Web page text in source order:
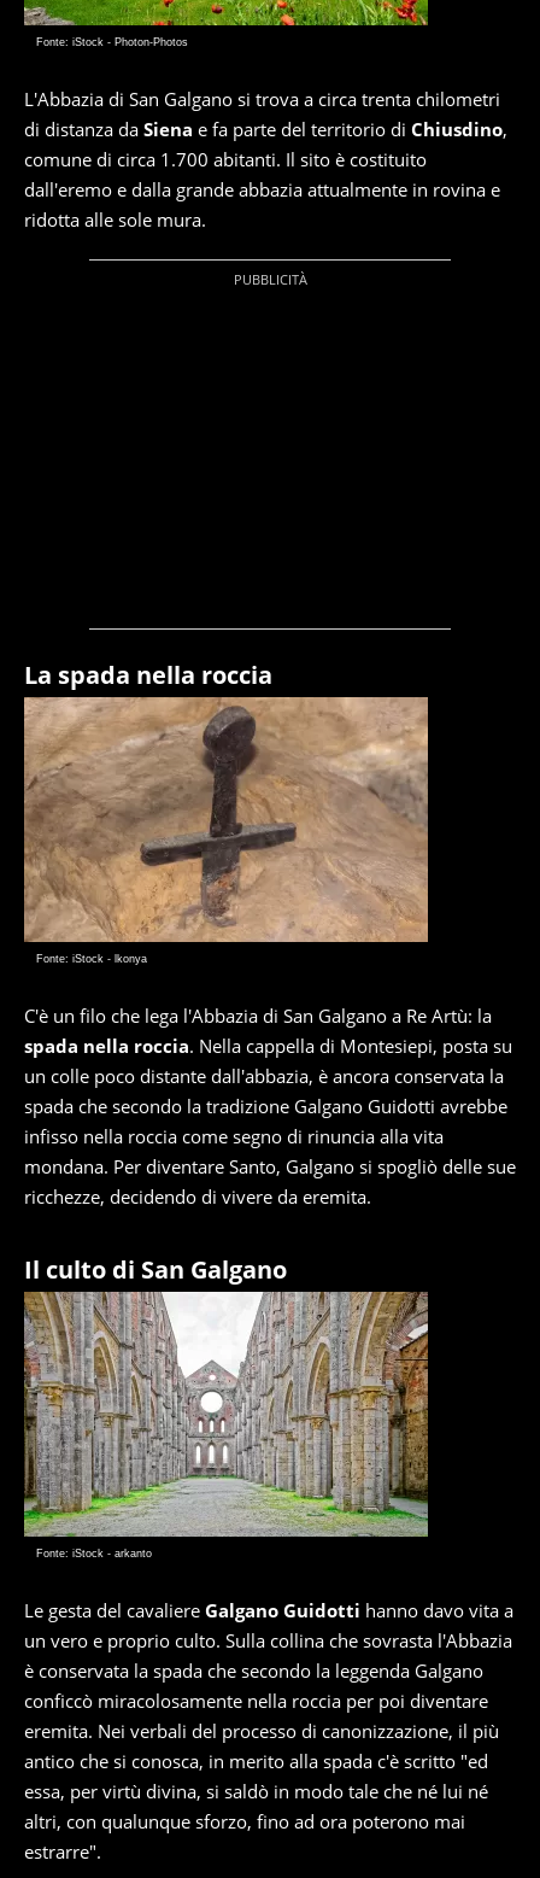
Fonte: iStock - Photon-Photos
L'Abbazia di San Galgano si trova a circa trenta chilometri
di distanza da Siena e fa parte del territorio di Chiusdino,
comune di circa 1.700 abitanti. Il sito è costituito
dall'eremo e dalla grande abbazia attualmente in rovina e
ridotta alle sole mura.
La spada nella roccia
Fonte: iStock - lkonya
C'è un filo che lega l'Abbazia di San Galgano a Re Artù: la
spada nella roccia. Nella cappella di Montesiepi, posta su
un colle poco distante dall'abbazia, è ancora conservata la
spada che secondo la tradizione Galgano Guidotti avrebbe
infisso nella roccia come segno di rinuncia alla vita
mondana. Per diventare Santo, Galgano si spogliò delle sue
ricchezze, decidendo di vivere da eremita.
Il culto di San Galgano
Fonte: iStock - arkanto
Le gesta del cavaliere Galgano Guidotti hanno davo vita a
un vero e proprio culto. Sulla collina che sovrasta l'Abbazia
è conservata la spada che secondo la leggenda Galgano
conficcò miracolosamente nella roccia per poi diventare
eremita. Nei verbali del processo di canonizzazione, il più
antico che si conosca, in merito alla spada c'è scritto "ed
essa, per virtù divina, si saldò in modo tale che né lui né
altri, con qualunque sforzo, fino ad ora poterono mai
estrarre".